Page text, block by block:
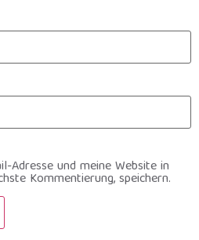
Adresse und meine Website in
Kommentierung, speichern.